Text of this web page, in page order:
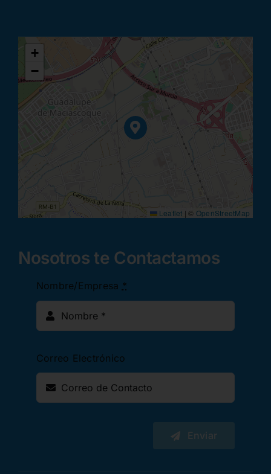
+
−
Leaflet | © OpenStreetMap
Nosotros te Contactamos
Nombre/Empresa *
Correo Electrónico
Enviar